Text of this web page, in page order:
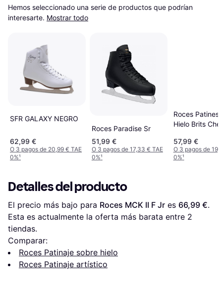
Hemos seleccionado una serie de productos que podrían
interesarte. Mostrar todo
SFR GALAXY NEGRO
62,99 €
O 3 pagos de 20,99 € TAE
0%¹
Roces Paradise Sr
51,99 €
O 3 pagos de 17,33 € TAE
0%¹
Roces Patines
Hielo Brits
57,99 €
O 3 pagos de
0%¹
Detalles del producto
El precio más bajo para Roces MCK II F Jr es 66,99 €.
Esta es actualmente la oferta más barata entre 2
tiendas.
Comparar:
Roces Patinaje sobre hielo
Roces Patinaje artístico